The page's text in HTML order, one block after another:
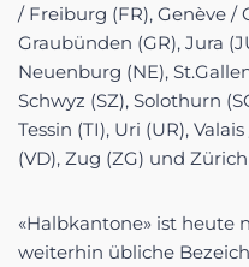
/ Freiburg (FR), Genève /
Graubünden (GR), Jura
Neuenburg (NE),
Schwyz (SZ), Solothurn
Tessin (TI), Uri (UR),
(VD), Zug (ZG) und Zürich
«Halbkantone» ist heute
weiterhin übliche